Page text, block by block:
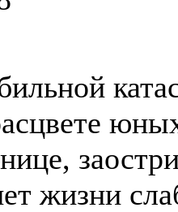
жизни